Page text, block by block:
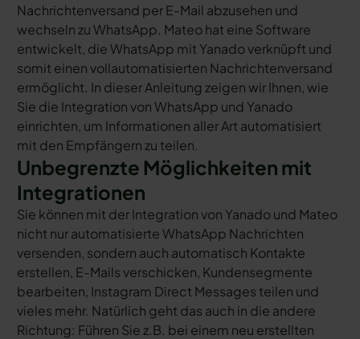
Nachrichtenversand per E-Mail abzusehen und
wechseln zu WhatsApp. Mateo hat eine Software
entwickelt, die WhatsApp mit Yanado verknüpft und
somit einen vollautomatisierten Nachrichtenversand
ermöglicht. In dieser Anleitung zeigen wir Ihnen, wie
Sie die Integration von WhatsApp und Yanado
einrichten, um Informationen aller Art automatisiert
mit den Empfängern zu teilen.
Unbegrenzte Möglichkeiten mit
Integrationen
Sie können mit der Integration von Yanado und Mateo
nicht nur automatisierte WhatsApp Nachrichten
versenden, sondern auch automatisch Kontakte
erstellen, E-Mails verschicken, Kundensegmente
bearbeiten, Instagram Direct Messages teilen und
vieles mehr. Natürlich geht das auch in die andere
Richtung: Führen Sie z.B. bei einem neu erstellten